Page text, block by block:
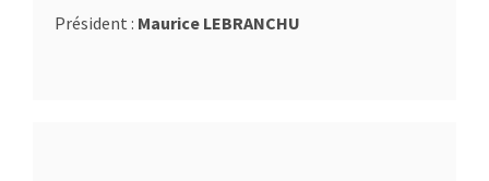
Président : Maurice LEBRANCHU